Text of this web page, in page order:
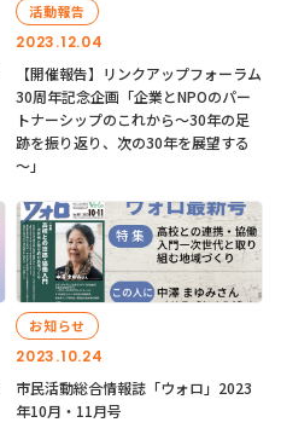
2023.12.04
活動報告
【開催報告】リンクアップフォーラム
30周年記念企画「企業とNPOのパー
トナーシップのこれから～30年の足
跡を振り返り、次の30年を展望する
～」
2023.10.24
お知らせ
市民活動総合情報誌「ウォロ」2023
年10月・11月号